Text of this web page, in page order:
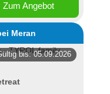
Zum Angebot
Meran
bis: 05.09.2026